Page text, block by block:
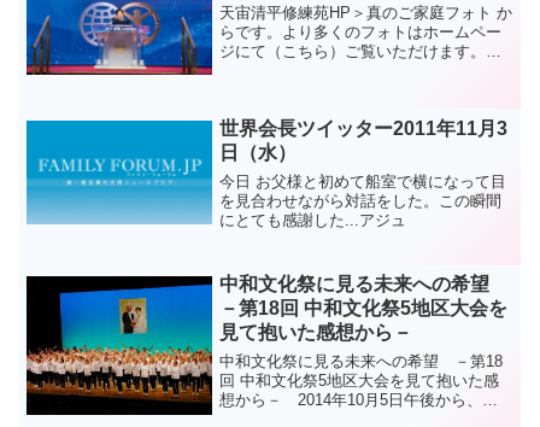
天宙清平修練苑HP＞真のご家庭フォト か
らです。より多くのフォトはホームペー
ジにて（こちら）ご覧いただけます。
世界会長ツイッター2011年11月3
日（水）
今日 お父様と初めて船室で横になって目
を見合わせながら対話をした。この瞬間
にとても感謝した...アジュ
中和文化祭に見る未来への希望
－第18回 中和文化祭5地区大会を
見て抱いた感想から－
中和文化祭に見る未来への希望 －第18
回 中和文化祭5地区大会を見て抱いた感
想から－ 2014年10月5日午後から、埼